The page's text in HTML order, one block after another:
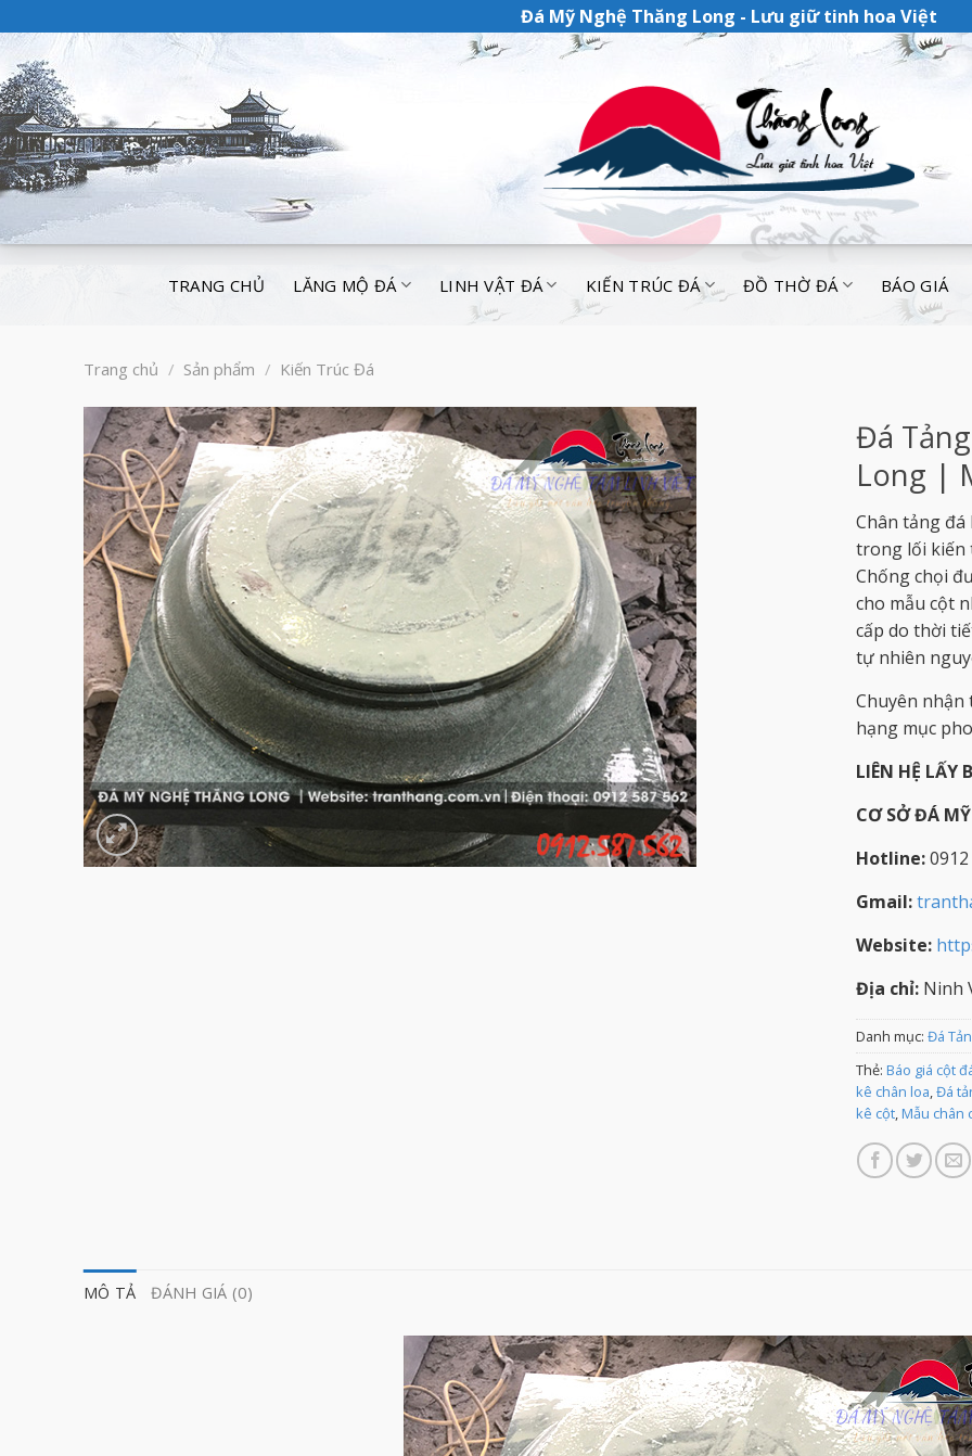
Đá Mỹ Nghệ Thăng Long - Lưu giữ tinh hoa Việt
TRANG CHỦ LĂNG MỘ ĐÁ LINH VẬT ĐÁ KIẾN TRÚC ĐÁ ĐỒ THỜ ĐÁ BÁO GIÁ
Trang chủ / Sản phẩm / Kiến Trúc Đá
Đá
Long |
Chân tảng đá
trong lối kiến
Chống chọi
cho mẫu cột
cấp do thời
tự nhiên
Chuyên nhận
hạng mục
LIÊN HỆ LẤY
CƠ SỞ ĐÁ
Hotline:
Gmail:
Website:
Địa chỉ:Ninh
Danh mục: Đá
Thẻ: Báo giá cột
kê chân loa Đá
kê cột, Mẫu chân
MÔ TẢ ĐÁNH GIÁ (0)